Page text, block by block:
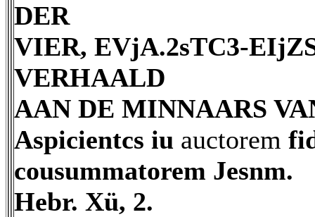
DER
VIER, EVjA.2sTC3-
VERHAALD
AAN DE MINNAARS
Aspicientcs iu auctorem
cousummatorem Jesnm.
Hebr. Xü, 2.